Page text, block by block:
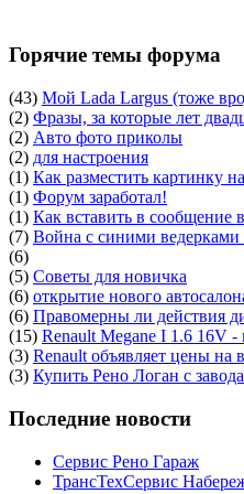
Горячие темы форума
(43) Мой Lada Largus (тоже
(2) Фразы, за которые лет
(2) Авто фото приколы
(2) для настроения
(1) Как разместить картинку
(1) Форум заработал!
(1) Как вставить в сообщение
(7) Война с синими ведерками
(6)
(5) Советы для новичка
(6) открытие нового
(6) Правомерны ли действия
(15) Renault Megane I 1.6 16V -
(3) Renault объявляет цены на
(3) Купить Рено Логан с завода
Последние новости
Сервис Рено Гараж
ТрансТехСервис